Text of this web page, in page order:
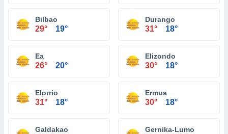
Bilbao
29° 19°
Durango
31° 18°
Ea
26° 20°
Elizondo
30° 18°
Elorrio
31° 18°
Ermua
30° 18°
Galdakao Gernika-Lumo